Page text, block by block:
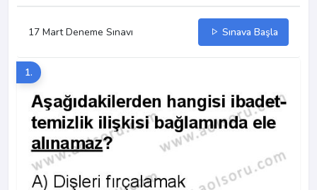
17 Mart Deneme Sınavı Sınava Başla
1.